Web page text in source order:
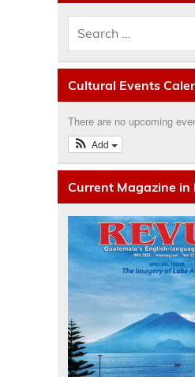
Cultural Events
There are no upcoming
Add
Current Magazine in